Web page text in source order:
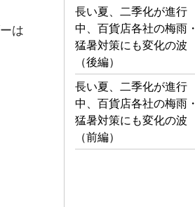
は
長い夏、二季化が進行
中、百貨店各社の梅雨・
猛暑対策にも変化の波
（後編）
長い夏、二季化が進行
中、百貨店各社の梅雨・
猛暑対策にも変化の波
（前編）